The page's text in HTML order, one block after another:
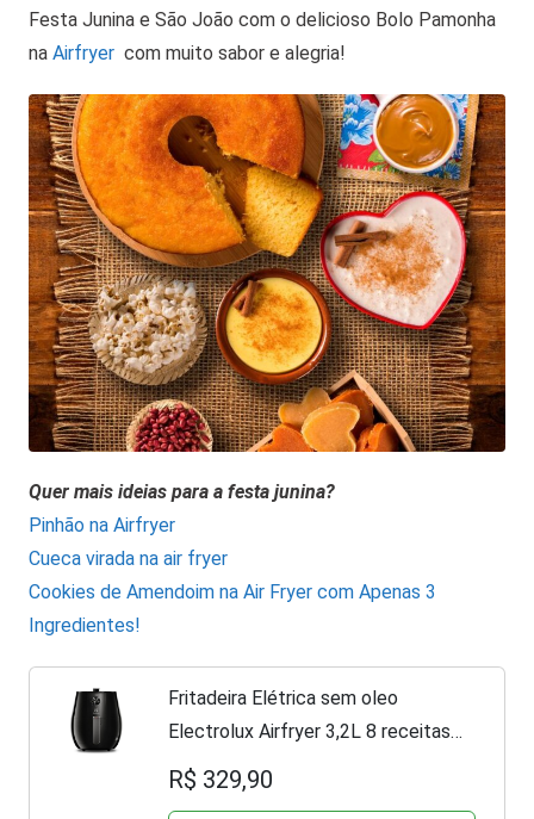
Festa Junina e São João com o delicioso Bolo Pamonha
na Airfryer com muito sabor e alegria!
Quer mais ideias para a festa junina?
Pinhão na Airfryer
Cueca virada na air fryer
Cookies de Amendoim na Air Fryer com Apenas 3
Ingredientes!
Fritadeira Elétrica sem oleo
Electrolux Airfryer 3,2L 8 receitas
pré-sugeridas desligamento
automático time sonoro 1400W
R$ 329,90